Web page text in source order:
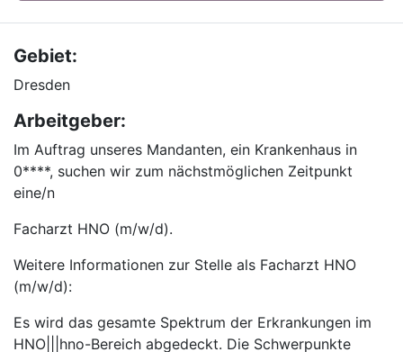
Gebiet:
Dresden
Arbeitgeber:
Im Auftrag unseres Mandanten, ein Krankenhaus in
0****, suchen wir zum nächstmöglichen Zeitpunkt
eine/n
Facharzt HNO (m/w/d).
Weitere Informationen zur Stelle als Facharzt HNO
(m/w/d):
Es wird das gesamte Spektrum der Erkrankungen im
HNO|||hno-Bereich abgedeckt. Die Schwerpunkte